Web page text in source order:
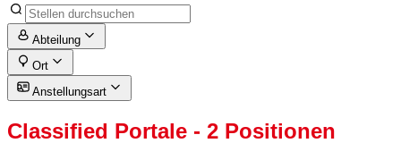
Abteilung
Ort
Anstellungsart
Classified Portale - 2 Positionen